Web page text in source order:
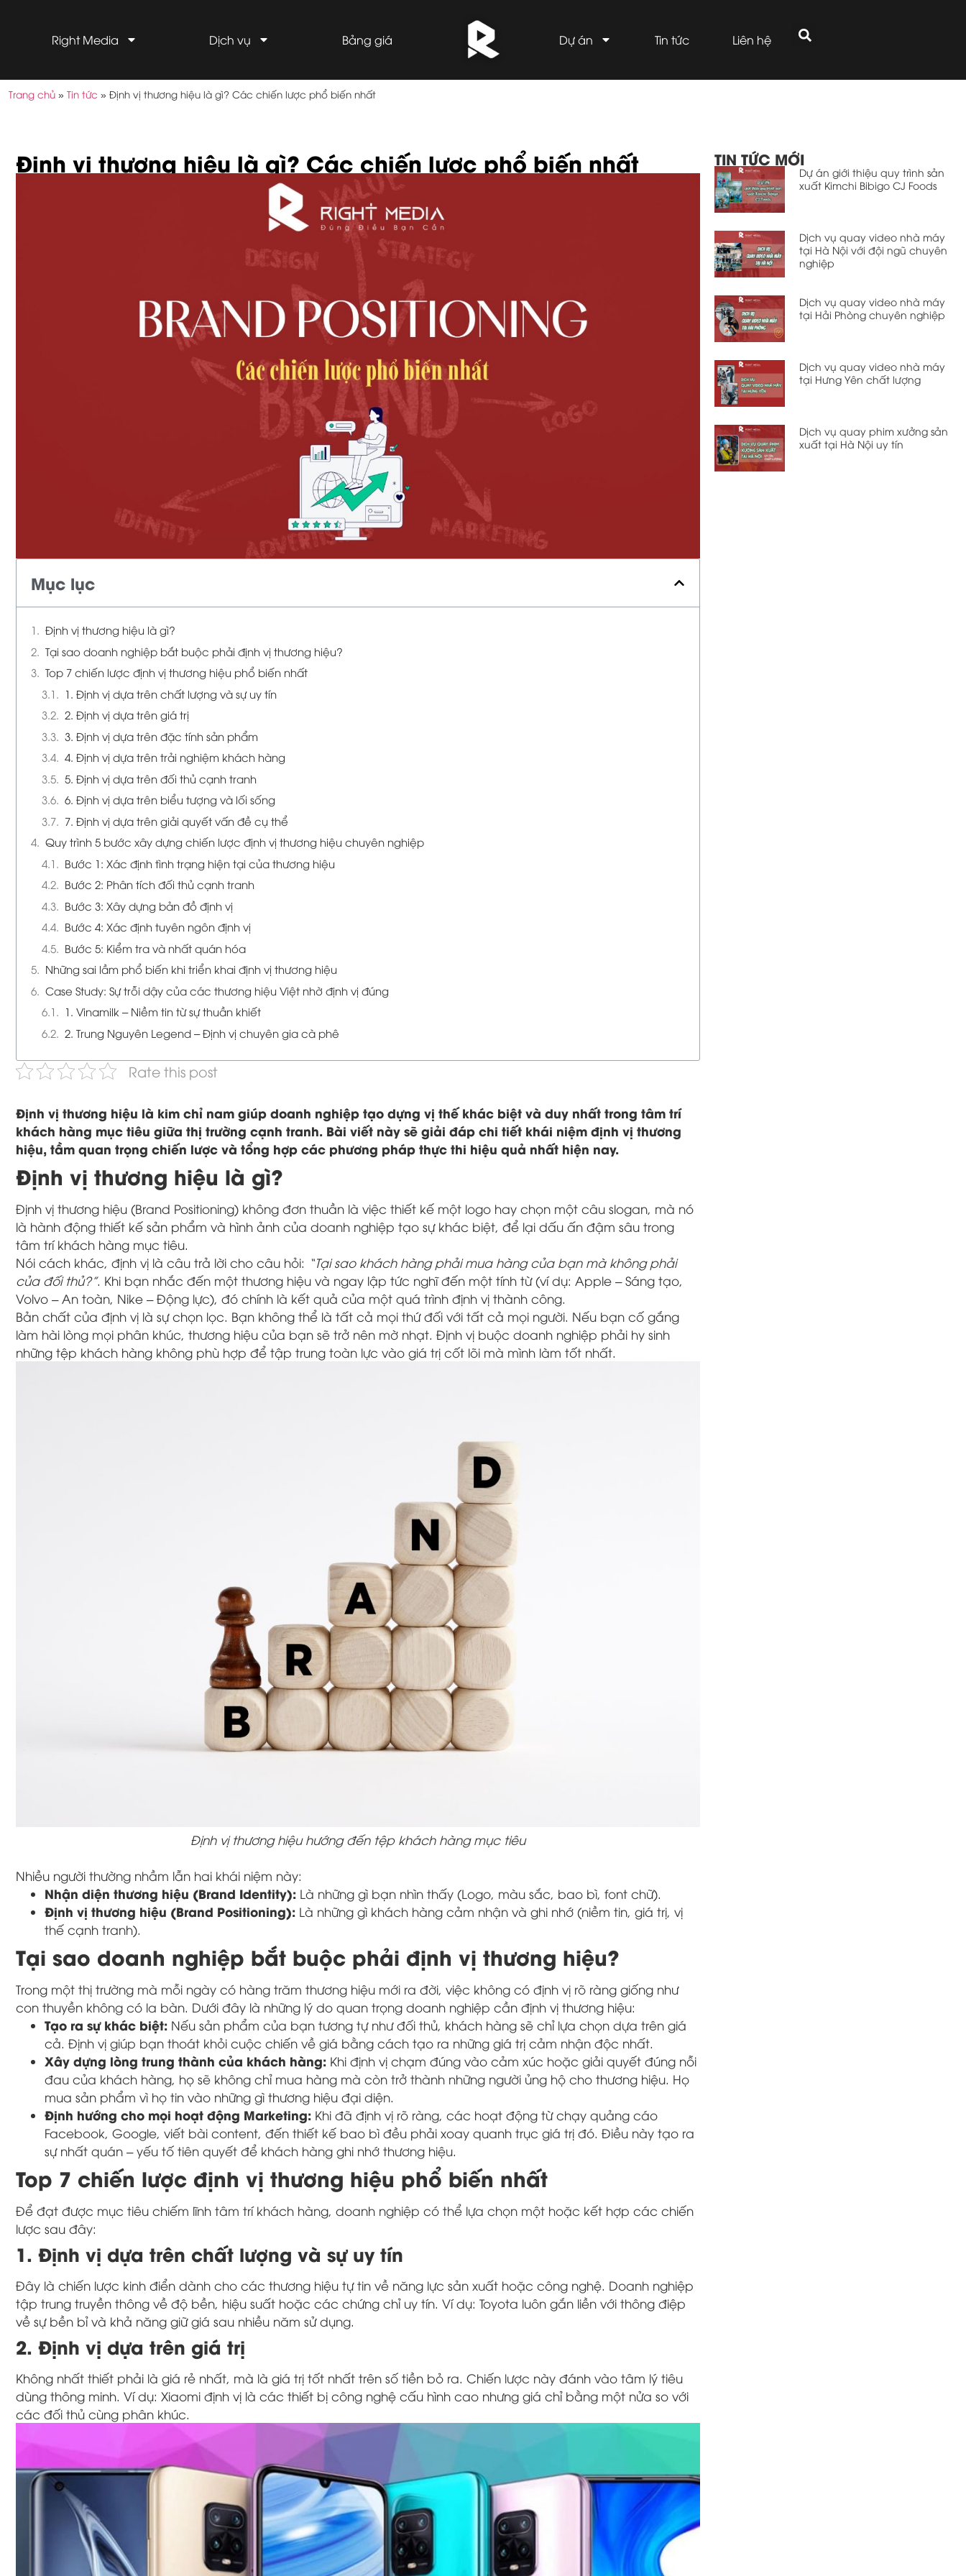
Right Media Dịch vụ Bảng giá Dự án Tin tức Liên hệ
Trang chủ » Tin tức » Định vị thương hiệu là gì? Các chiến lược phổ biến nhất
Định vị thương hiệu là gì? Các chiến lược phổ biến nhất
Mục lục
Định vị thương hiệu là gì?
Tại sao doanh nghiệp bắt buộc phải định vị thương hiệu?
Top 7 chiến lược định vị thương hiệu phổ biến nhất
1. Định vị dựa trên chất lượng và sự uy tín
2. Định vị dựa trên giá trị
3. Định vị dựa trên đặc tính sản phẩm
4. Định vị dựa trên trải nghiệm khách hàng
5. Định vị dựa trên đối thủ cạnh tranh
6. Định vị dựa trên biểu tượng và lối sống
7. Định vị dựa trên giải quyết vấn đề cụ thể
Quy trình 5 bước xây dựng chiến lược định vị thương hiệu chuyên nghiệp
Bước 1: Xác định tình trạng hiện tại của thương hiệu
Bước 2: Phân tích đối thủ cạnh tranh
Bước 3: Xây dựng bản đồ định vị
Bước 4: Xác định tuyên ngôn định vị
Bước 5: Kiểm tra và nhất quán hóa
Những sai lầm phổ biến khi triển khai định vị thương hiệu
Case Study: Sự trỗi dậy của các thương hiệu Việt nhờ định vị đúng
1. Vinamilk – Niềm tin từ sự thuần khiết
2. Trung Nguyên Legend – Định vị chuyên gia cà phê
Rate this post
Định vị thương hiệu là kim chỉ nam giúp doanh nghiệp tạo dựng vị thế khác biệt và duy nhất trong tâm trí
khách hàng mục tiêu giữa thị trường cạnh tranh. Bài viết này sẽ giải đáp chi tiết khái niệm định vị thương
hiệu, tầm quan trọng chiến lược và tổng hợp các phương pháp thực thi hiệu quả nhất hiện nay.
Định vị thương hiệu là gì?
Định vị thương hiệu (Brand Positioning) không đơn thuần là việc thiết kế một logo hay chọn một câu slogan, mà nó
là hành động thiết kế sản phẩm và hình ảnh của doanh nghiệp tạo sự khác biệt, để lại dấu ấn đậm sâu trong
tâm trí khách hàng mục tiêu.
Nói cách khác, định vị là câu trả lời cho câu hỏi: “Tại sao khách hàng phải mua hàng của bạn mà không phải
của đối thủ?”. Khi bạn nhắc đến một thương hiệu và ngay lập tức nghĩ đến một tính từ (ví dụ: Apple – Sáng tạo,
Volvo – An toàn, Nike – Động lực), đó chính là kết quả của một quá trình định vị thành công.
Bản chất của định vị là sự chọn lọc. Bạn không thể là tất cả mọi thứ đối với tất cả mọi người. Nếu bạn cố gắng
làm hài lòng mọi phân khúc, thương hiệu của bạn sẽ trở nên mờ nhạt. Định vị buộc doanh nghiệp phải hy sinh
những tệp khách hàng không phù hợp để tập trung toàn lực vào giá trị cốt lõi mà mình làm tốt nhất.
Định vị thương hiệu hướng đến tệp khách hàng mục tiêu
Nhiều người thường nhầm lẫn hai khái niệm này:
Nhận diện thương hiệu (Brand Identity): Là những gì bạn nhìn thấy (Logo, màu sắc, bao bì, font chữ).
Định vị thương hiệu (Brand Positioning): Là những gì khách hàng cảm nhận và ghi nhớ (niềm tin, giá trị, vị
thế cạnh tranh).
Tại sao doanh nghiệp bắt buộc phải định vị thương hiệu?
Trong một thị trường mà mỗi ngày có hàng trăm thương hiệu mới ra đời, việc không có định vị rõ ràng giống như
con thuyền không có la bàn. Dưới đây là những lý do quan trọng doanh nghiệp cần định vị thương hiệu:
Tạo ra sự khác biệt: Nếu sản phẩm của bạn tương tự như đối thủ, khách hàng sẽ chỉ lựa chọn dựa trên giá
cả. Định vị giúp bạn thoát khỏi cuộc chiến về giá bằng cách tạo ra những giá trị cảm nhận độc nhất.
Xây dựng lòng trung thành của khách hàng: Khi định vị chạm đúng vào cảm xúc hoặc giải quyết đúng nỗi
đau của khách hàng, họ sẽ không chỉ mua hàng mà còn trở thành những người ủng hộ cho thương hiệu. Họ
mua sản phẩm vì họ tin vào những gì thương hiệu đại diện.
Định hướng cho mọi hoạt động Marketing: Khi đã định vị rõ ràng, các hoạt động từ chạy quảng cáo
Facebook, Google, viết bài content, đến thiết kế bao bì đều phải xoay quanh trục giá trị đó. Điều này tạo ra
sự nhất quán – yếu tố tiên quyết để khách hàng ghi nhớ thương hiệu.
Top 7 chiến lược định vị thương hiệu phổ biến nhất
Để đạt được mục tiêu chiếm lĩnh tâm trí khách hàng, doanh nghiệp có thể lựa chọn một hoặc kết hợp các chiến
lược sau đây:
1. Định vị dựa trên chất lượng và sự uy tín
Đây là chiến lược kinh điển dành cho các thương hiệu tự tin về năng lực sản xuất hoặc công nghệ. Doanh nghiệp
tập trung truyền thông về độ bền, hiệu suất hoặc các chứng chỉ uy tín. Ví dụ: Toyota luôn gắn liền với thông điệp
về sự bền bỉ và khả năng giữ giá sau nhiều năm sử dụng.
2. Định vị dựa trên giá trị
Không nhất thiết phải là giá rẻ nhất, mà là giá trị tốt nhất trên số tiền bỏ ra. Chiến lược này đánh vào tâm lý tiêu
dùng thông minh. Ví dụ: Xiaomi định vị là các thiết bị công nghệ cấu hình cao nhưng giá chỉ bằng một nửa so với
các đối thủ cùng phân khúc.
TIN TỨC MỚI
Dự án giới thiệu quy trình sản
xuất Kimchi Bibigo CJ Foods
Dịch vụ quay video nhà máy
tại Hà Nội với đội ngũ chuyên
nghiệp
Dịch vụ quay video nhà máy
tại Hải Phòng chuyên nghiệp
Dịch vụ quay video nhà máy
tại Hưng Yên chất lượng
Dịch vụ quay phim xưởng sản
xuất tại Hà Nội uy tín